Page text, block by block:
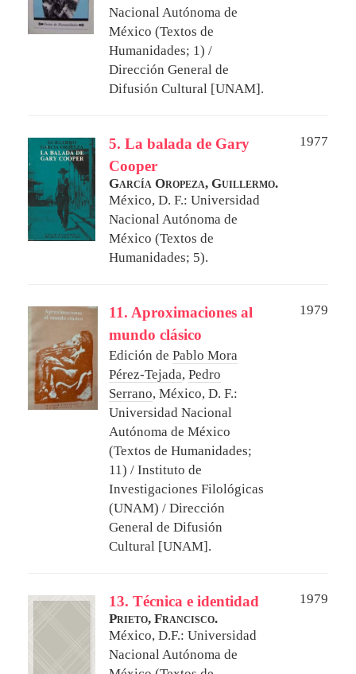
Nacional Autónoma de
México (Textos de
Humanidades; 1) /
Dirección General de
Difusión Cultural [UNAM].
5. La balada de Gary
Cooper
1977
García Oropeza, Guillermo.
México, D. F.: Universidad
Nacional Autónoma de
México (Textos de
Humanidades; 5).
11. Aproximaciones al
mundo clásico
1979
Edición de Pablo Mora
Pérez-Tejada, Pedro
Serrano, México, D. F.:
Universidad Nacional
Autónoma de México
(Textos de Humanidades;
11) / Instituto de
Investigaciones Filológicas
(UNAM) / Dirección
General de Difusión
Cultural [UNAM].
13. Técnica e identidad
1979
Prieto, Francisco.
México, D.F.: Universidad
Nacional Autónoma de